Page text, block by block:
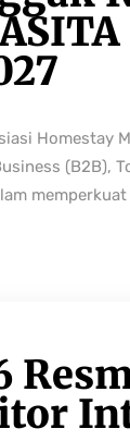
Homestay
(B2B),